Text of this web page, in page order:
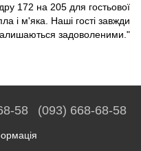
172 на 205 для гостьової
і м'яка. Наші гості завжди
задоволеними."
58 (093) 668-68-58